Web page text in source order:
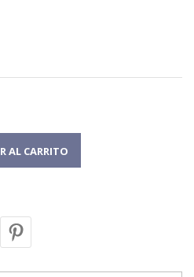
AL CARRITO